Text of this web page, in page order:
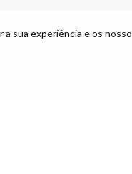
sua experiência e os